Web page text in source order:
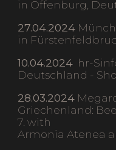
in Offenburg,
27.04.2024
in
10.04.2024 hr-
Deutschland -
28.03.2024
Griechenland:
7. with
Armonia Atenea